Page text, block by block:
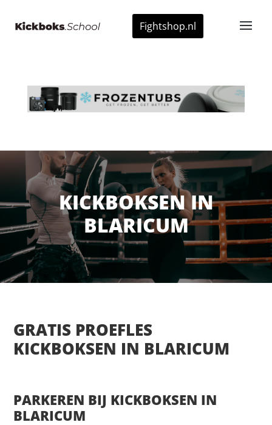
Fightshop.nl
KICKBOKSEN IN
BLARICUM
GRATIS PROEFLES
KICKBOKSEN IN BLARICUM
PARKEREN BIJ KICKBOKSEN IN
BLARICUM